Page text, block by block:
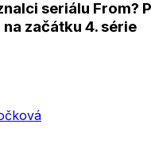
seriálu From?
začátku 4. série